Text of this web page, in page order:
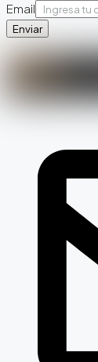
Email
Enviar